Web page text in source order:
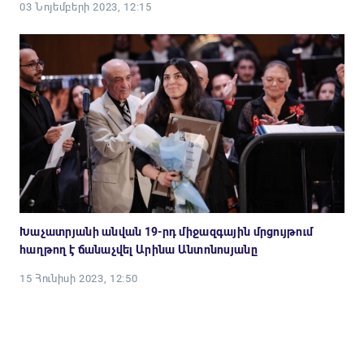
03 Նոյեմբերի 2023, 12:15
Խաչատրյանի անվան 19-րդ միջազգային մրցույթում
հաղթող է ճանաչվել Արինա Անտոնոսյանը
15 Հունիսի 2023, 12:50